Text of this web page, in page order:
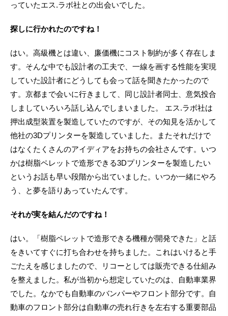
っていたエス.ラボ社との出会いでした。
探しに行かれたのですね！
はい。高級機とは違い、廉価機にコスト制約が多く存在しま
す。そんな中でも設計者の工夫で、一線を画する性能を実現
していた設計者にどうしても会って話を聞きたかったので
す。京都まで会いに行きまして、同じ設計者同士、意気投合
しましていろいろ話し込んでしまいました。 エス.ラボ社は
押出成型装置を製造していたのですが、その知見を活かして
他社の3Dプリンターを製造していました。またそれだけで
はなくたくさんのアイディアをお持ちの会社さんです。いつ
かは樹脂ペレットで造形できる3Dプリンターを製造したい
というお話も早い段階から出ていました。いつか一緒にやろ
う、と夢を語りあっていたんです。
それが実を結んだのですね！
はい。「樹脂ペレットで造形できる機種が開発できた」と話
をきいてすぐに打ち合わせを持ちました。これはいけると手
ごたえを感じましたので、リコーとしては販売できる仕組み
を整えました。私が当初から想定していたのは、自動車業界
でした。なかでも自動車のバンパーやフロント部分です。自
動車のフロント部分は自動車の売れ行きを左右する重要部品